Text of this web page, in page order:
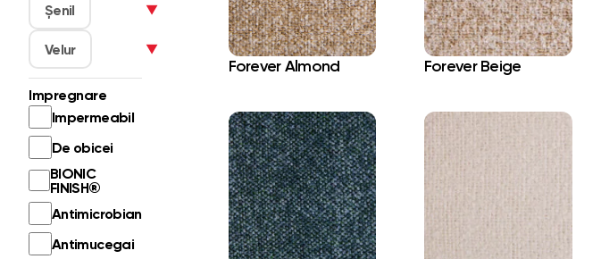
Șenil ▼
Velur ▼
Impregnare
Impermeabil
De obicei
BIONIC
FINISH®
Antimicrobian
Antimucegai
Forever Almond Forever Beige